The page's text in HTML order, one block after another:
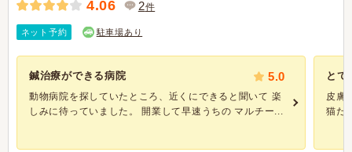
4.06 2件
ネット予約 駐車場あり
鍼治療ができる病院 5.0
動物病院を探していたところ、近くにできると聞いて 楽
しみに待っていました。 開業して早速うちの マルチー...
とて
皮膚
猫だ